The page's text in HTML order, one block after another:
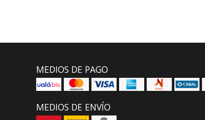
MEDIOS DE PAGO
MEDIOS DE ENVÍO